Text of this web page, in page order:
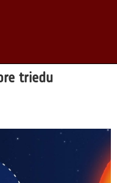
triedu